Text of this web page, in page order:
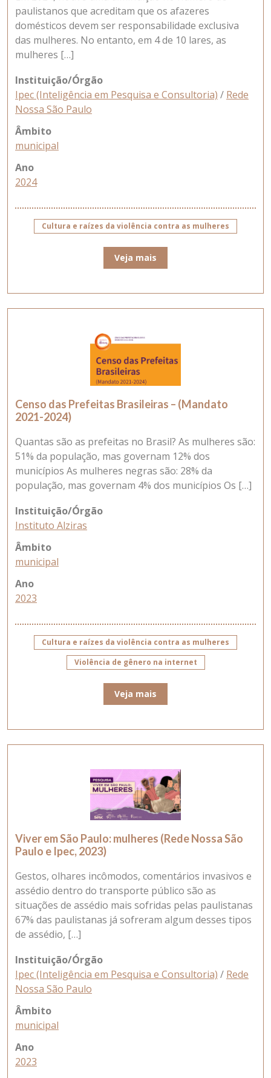
paulistanos que acreditam que os afazeres
domésticos devem ser responsabilidade exclusiva
das mulheres. No entanto, em 4 de 10 lares, as
mulheres […]
Instituição/Órgão
Ipec (Inteligência em Pesquisa e Consultoria) / Rede
Nossa São Paulo
Âmbito
municipal
Ano
2024
Cultura e raízes da violência contra as mulheres
Veja mais
Censo das Prefeitas Brasileiras – (Mandato
2021-2024)
Quantas são as prefeitas no Brasil? As mulheres são:
51% da população, mas governam 12% dos
municípios As mulheres negras são: 28% da
população, mas governam 4% dos municípios Os […]
Instituição/Órgão
Instituto Alziras
Âmbito
municipal
Ano
2023
Cultura e raízes da violência contra as mulheres
Violência de gênero na internet
Veja mais
Viver em São Paulo: mulheres (Rede Nossa São
Paulo e Ipec, 2023)
Gestos, olhares incômodos, comentários invasivos e
assédio dentro do transporte público são as
situações de assédio mais sofridas pelas paulistanas
67% das paulistanas já sofreram algum desses tipos
de assédio, […]
Instituição/Órgão
Ipec (Inteligência em Pesquisa e Consultoria) / Rede
Nossa São Paulo
Âmbito
municipal
Ano
2023